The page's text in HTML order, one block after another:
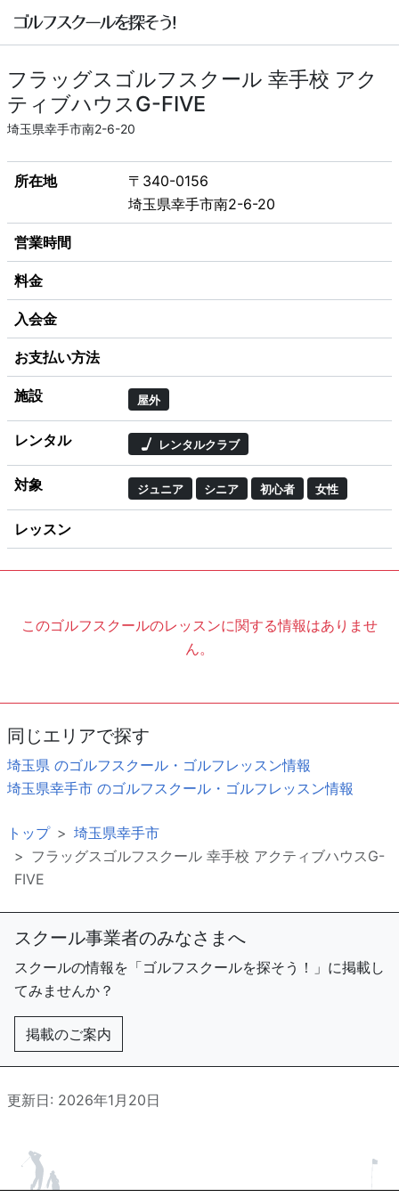
フラッグスゴルフスクール 幸手校 アク
ティブハウスG-FIVE
埼玉県幸手市南2-6-20
所在地
〒340-0156
埼玉県幸手市南2-6-20
営業時間
料金
入会金
お支払い方法
施設 屋外
レンタル レンタルクラブ
対象 ジュニア シニア 初心者 女性
レッスン
このゴルフスクールのレッスンに関する情報はありませ
ん。
同じエリアで探す
埼玉県 のゴルフスクール・ゴルフレッスン情報
埼玉県幸手市 のゴルフスクール・ゴルフレッスン情報
トップ
埼玉県幸手市
フラッグスゴルフスクール 幸手校 アクティブハウスG-
FIVE
スクール事業者のみなさまへ
スクールの情報を「ゴルフスクールを探そう！」に掲載し
てみませんか？
掲載のご案内
更新日: 2026年1月20日